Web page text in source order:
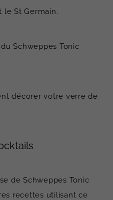
le St Germain.
Schweppes Tonic
décorer votre verre de
de Schweppes Tonic
recettes utilisant ce